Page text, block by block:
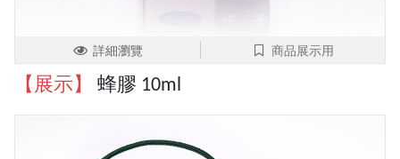
詳細瀏覽 商品展示用
【展示】 蜂膠 10ml